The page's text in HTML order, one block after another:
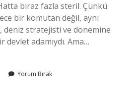
biraz fazla steril. Çünkü
bir komutan değil, aynı
deniz stratejisti ve dönemine
devlet adamıydı. Ama…
Yorum Bırak